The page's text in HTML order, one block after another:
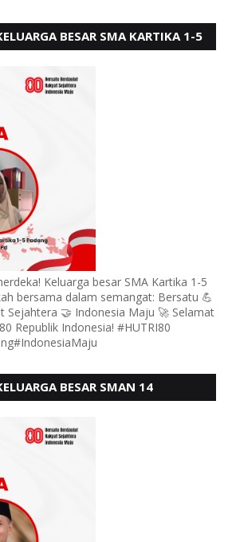
BESAR SMA KARTIKA 1-5
Keluarga besar SMA Kartika 1-5
bersama dalam semangat: Bersatu 💪
🤝 Indonesia Maju 🚀 Selamat
Republik Indonesia! #HUTRI80
BESAR SMAN 14